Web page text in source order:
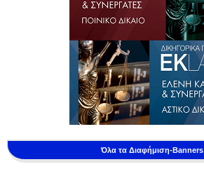
Όλα τα Διαφήμιση-Banners